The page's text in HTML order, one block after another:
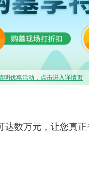
明优惠活动，点击进入详情页
数万元，让您真